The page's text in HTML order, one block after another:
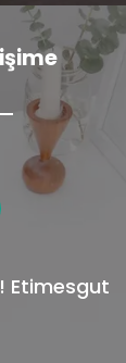
Etimesgut